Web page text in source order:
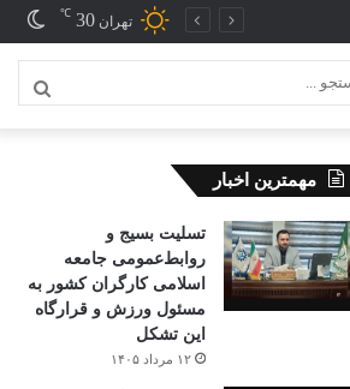
تهران 30
℃
مهمترین اخبار
تسلیت بسیج و
روابط‌عمومی جامعه
اسلامی کارگران کشور به
مسئول ورزش و قرارگاه
این تشکل
۱۲ مرداد ۱۴۰۵